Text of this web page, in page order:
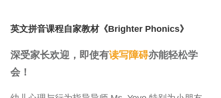
英文拼音课程自家教材《Brighter Phonics》
深受家长欢迎，即使有读写障碍亦能轻松学
会！